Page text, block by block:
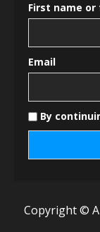
First name or
Email
By
Copyright ©